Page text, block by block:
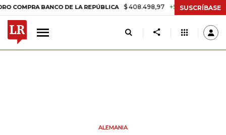
BANCO DE LA REPÚBLICA $ 408.498,97 +$ 8.753,81 +2,19%
SUSCRÍBASE
ALEMANIA